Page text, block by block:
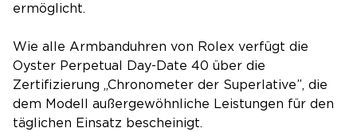
ermöglicht.
Wie alle Armbanduhren von Rolex verfügt die
Oyster Perpetual Day-Date 40 über die
Zertifizierung „Chronometer der Superlative”, die
dem Modell außergewöhnliche Leistungen für den
täglichen Einsatz bescheinigt.